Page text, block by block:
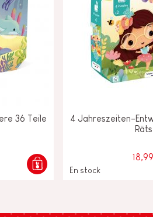
36 Teile
4 Jahreszeiten-
En stock